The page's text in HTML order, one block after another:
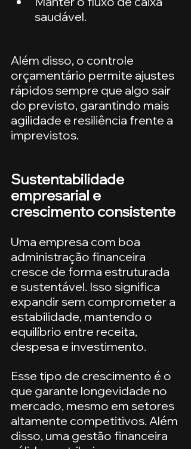
saudável.
Além disso, o controle
orçamentário permite ajustes
rápidos sempre que algo sair
do previsto, garantindo mais
agilidade e resiliência frente a
imprevistos.
Sustentabilidade
empresarial e
crescimento consistente
Uma empresa com boa
administração financeira
cresce de forma estruturada
e sustentável. Isso significa
expandir sem comprometer a
estabilidade, mantendo o
equilíbrio entre receita,
despesa e investimento.
Esse tipo de crescimento é o
que garante longevidade no
mercado, mesmo em setores
altamente competitivos. Além
disso, uma gestão financeira